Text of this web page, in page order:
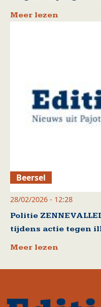
Meer lezen
Beersel
28/02/2026 - 12:28
Politie
tijdens actie tegen
Meer lezen